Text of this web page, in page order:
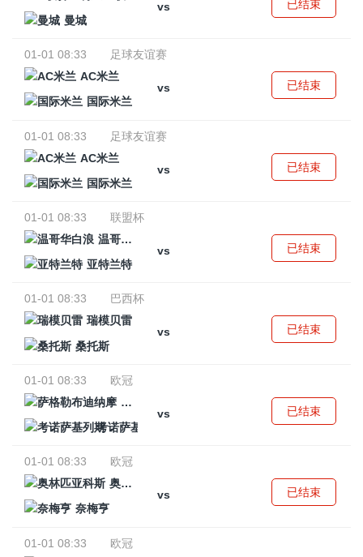
vs
曼城
已结束
01-01 08:33
足球友谊赛
AC米兰
vs
国际米兰
已结束
01-01 08:33
足球友谊赛
AC米兰
vs
国际米兰
已结束
01-01 08:33
联盟杯
温哥华白浪
vs
亚特兰特
已结束
01-01 08:33
巴西杯
瑞模贝雷
vs
桑托斯
已结束
01-01 08:33
欧冠
萨格勒布迪纳摩
vs
考诺萨基列斯
已结束
01-01 08:33
欧冠
奥林匹亚科斯
vs
奈梅亨
已结束
01-01 08:33
欧冠